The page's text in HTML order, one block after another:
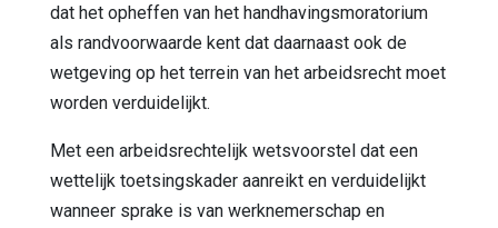
dat het opheffen van het handhavingsmoratorium
als randvoorwaarde kent dat daarnaast ook de
wetgeving op het terrein van het arbeidsrecht moet
worden verduidelijkt.
Met een arbeidsrechtelijk wetsvoorstel dat een
wettelijk toetsingskader aanreikt en verduidelijkt
wanneer sprake is van werknemerschap en